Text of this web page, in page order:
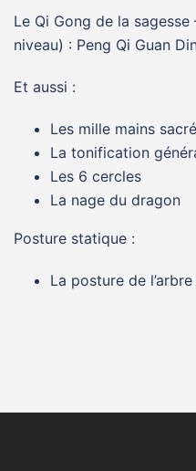
Le Qi Gong de la
niveau) : Peng Qi Guan
Et aussi :
Les mille mains
La tonification
Les 6 cercles
La nage du dragon
Posture statique :
La posture de